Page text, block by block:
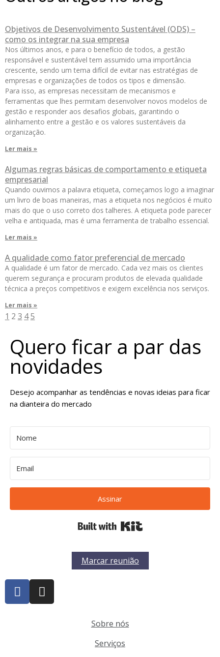
Objetivos de Desenvolvimento Sustentável (ODS) –
como os integrar na sua empresa
Nos últimos anos, e para o benefício de todos, a gestão
responsável e sustentável tem assumido uma importância
crescente, sendo um tema difícil de evitar nas estratégias de
empresas e organizações de todos os tipos e dimensão.
Para isso, as empresas necessitam de mecanismos e
ferramentas que lhes permitam desenvolver novos modelos de
gestão e responder aos desafios globais, garantindo o
alinhamento entre a gestão e os valores sustentáveis ​​da
organização.
Ler mais »
Algumas regras básicas de comportamento e etiqueta
empresarial
Quando ouvimos a palavra etiqueta, começamos logo a imaginar
um livro de boas maneiras, mas a etiqueta nos negócios é muito
mais do que o uso correto dos talheres. A etiqueta pode parecer
velha e antiquada, mas é uma ferramenta de trabalho essencial.
Ler mais »
A qualidade como fator preferencial de mercado
A qualidade é um fator de mercado. Cada vez mais os clientes
querem segurança e procuram produtos de elevada qualidade
técnica a preços competitivos e exigem excelência nos serviços.
Ler mais »
1 2 3 45
Quero ficar a par das
novidades
Desejo acompanhar as tendências e novas ideias para ficar
na dianteira do mercado
Assinar
Marcar reunião
Sobre nós
Serviços